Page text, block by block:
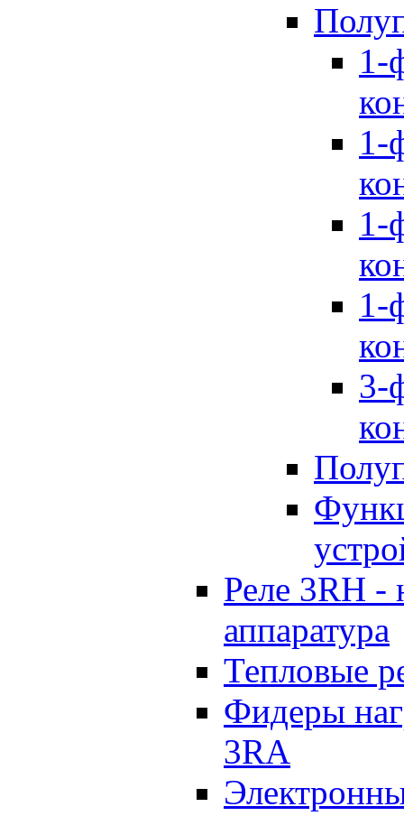
1-
1-
1-
1-
3-
Реле 3RH -
аппаратура
Тепловые
Фидеры
3RA